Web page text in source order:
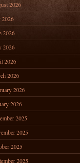
2026
2026
2026
2026
2026
2026
2026
2026
2025
2025
2025
2025